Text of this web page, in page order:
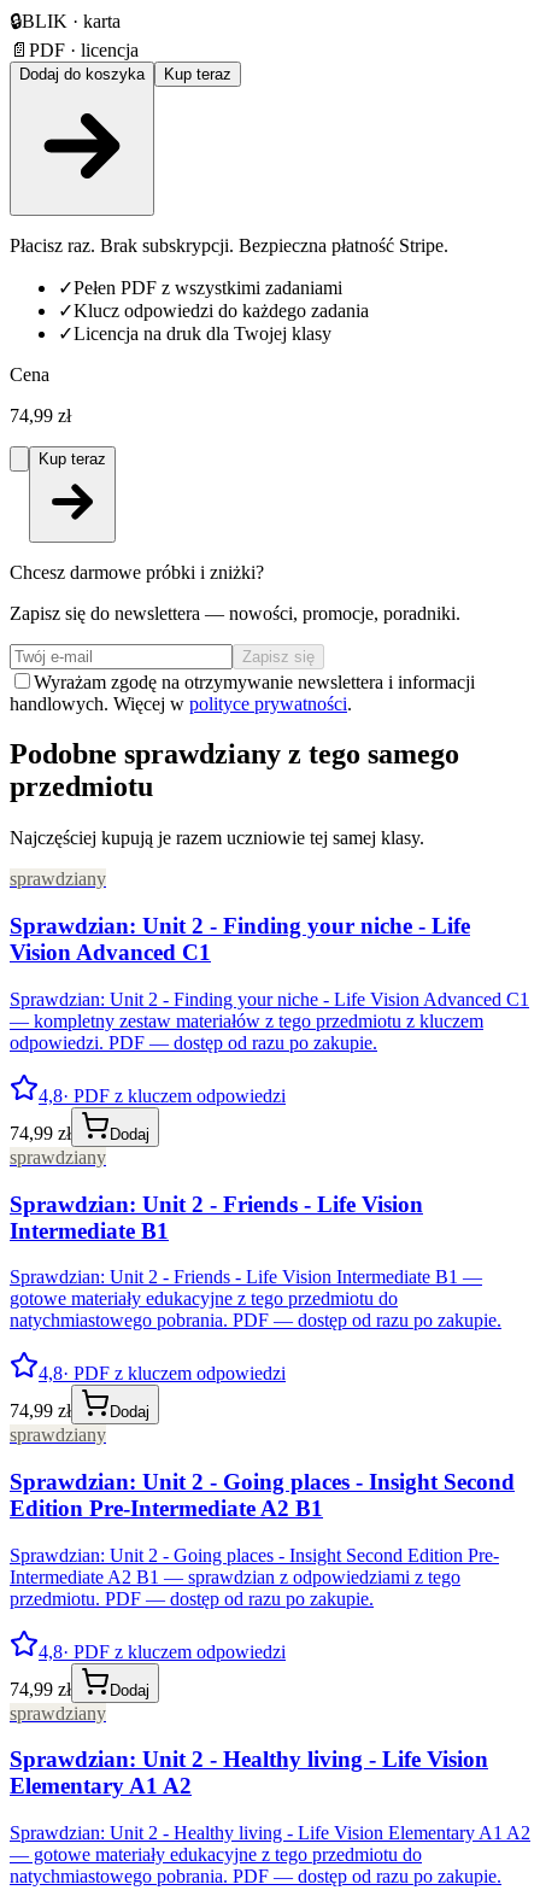
🔒BLIK · karta
📄 PDF · licencja
Dodaj do koszyka Kup teraz
Płacisz raz. Brak subskrypcji. Bezpieczna płatność Stripe.
✓Pełen PDF z wszystkimi zadaniami
✓Klucz odpowiedzi do każdego zadania
✓Licencja na druk dla Twojej klasy
Cena
74,99 zł
Kup teraz
Chcesz darmowe próbki i zniżki?
Zapisz się do newslettera — nowości, promocje, poradniki.
Zapisz się
Wyrażam zgodę na otrzymywanie newslettera i informacji
handlowych. Więcej w polityce prywatności.
Podobne sprawdziany z tego samego
przedmiotu
Najczęściej kupują je razem uczniowie tej samej klasy.
sprawdziany
Sprawdzian: Unit 2 - Finding your niche - Life
Vision Advanced C1
Sprawdzian: Unit 2 - Finding your niche - Life Vision Advanced C1
— kompletny zestaw materiałów z tego przedmiotu z kluczem
odpowiedzi. PDF — dostęp od razu po zakupie.
4,8· PDF z kluczem odpowiedzi
74,99 zł
Dodaj
sprawdziany
Sprawdzian: Unit 2 - Friends - Life Vision
Intermediate B1
Sprawdzian: Unit 2 - Friends - Life Vision Intermediate B1 —
gotowe materiały edukacyjne z tego przedmiotu do
natychmiastowego pobrania. PDF — dostęp od razu po zakupie.
4,8· PDF z kluczem odpowiedzi
74,99 zł
Dodaj
sprawdziany
Sprawdzian: Unit 2 - Going places - Insight Second
Edition Pre-Intermediate A2 B1
Sprawdzian: Unit 2 - Going places - Insight Second Edition Pre-
Intermediate A2 B1 — sprawdzian z odpowiedziami z tego
przedmiotu. PDF — dostęp od razu po zakupie.
4,8· PDF z kluczem odpowiedzi
74,99 zł
Dodaj
sprawdziany
Sprawdzian: Unit 2 - Healthy living - Life Vision
Elementary A1 A2
Sprawdzian: Unit 2 - Healthy living - Life Vision Elementary A1 A2
— gotowe materiały edukacyjne z tego przedmiotu do
natychmiastowego pobrania. PDF — dostęp od razu po zakupie.